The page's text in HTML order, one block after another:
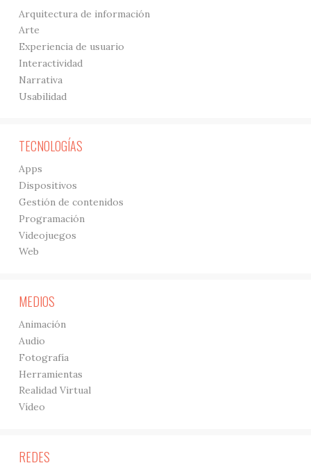
Arquitectura de información
Arte
Experiencia de usuario
Interactividad
Narrativa
Usabilidad
TECNOLOGÍAS
Apps
Dispositivos
Gestión de contenidos
Programación
Videojuegos
Web
MEDIOS
Animación
Audio
Fotografía
Herramientas
Realidad Virtual
Vídeo
REDES